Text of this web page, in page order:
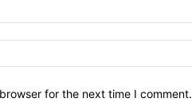
for the next time I comment.